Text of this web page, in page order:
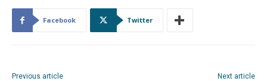
Facebook Twitter
Previous article Next article